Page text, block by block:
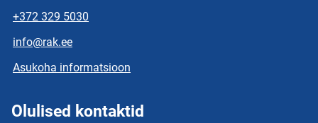
+372 329 5030
info@rak.ee
Asukoha informatsioon
Olulised kontaktid